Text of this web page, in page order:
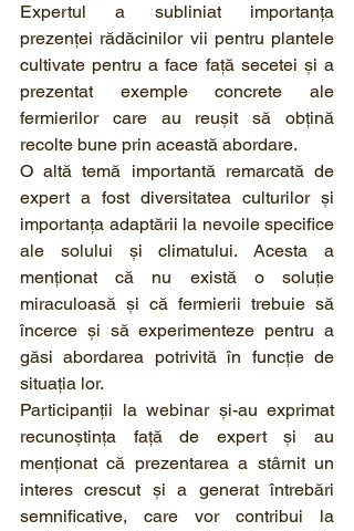
Expertul a subliniat importanța
prezenței rădăcinilor vii pentru plantele
cultivate pentru a face față secetei și a
prezentat exemple concrete ale
fermierilor care au reușit să obțină
recolte bune prin această abordare.
O altă temă importantă remarcată de
expert a fost diversitatea culturilor și
importanța adaptării la nevoile specifice
ale solului și climatului. Acesta a
menționat că nu există o soluție
miraculoasă și că fermierii trebuie să
încerce și să experimenteze pentru a
găsi abordarea potrivită în funcție de
situația lor.
Participanții la webinar și-au exprimat
recunoștința față de expert și au
menționat că prezentarea a stârnit un
interes crescut și a generat întrebări
semnificative, care vor contribui la